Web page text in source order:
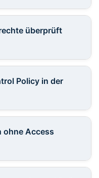
überprüft
Policy in der
ohne Access